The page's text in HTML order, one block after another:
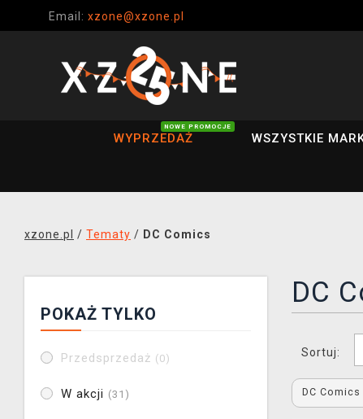
Email: xzone@xzone.pl
WYPRZEDAŻ
NOWE PROMOCJE
WSZYSTKIE
xzone.pl / Tematy / DC Comics
POKAŻ TYLKO
Przedsprzedaż (0)
W akcji (31)
DC
Sortuj:
DC Comics